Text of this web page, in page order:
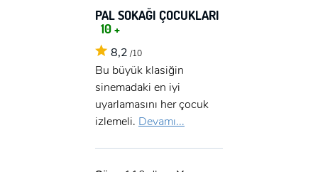
ÜYE OL
PAL SOKAĞI ÇOCUKLARI
10 +
8,2 /10
Bu büyük klasiğin
sinemadaki en iyi
uyarlamasını her çocuk
izlemeli. Devamı...